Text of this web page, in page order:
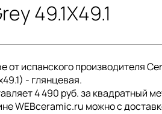
49.1X49.1
от испанского производителя
- глянцевая.
4 490 руб. за квадратный
WEBceramic.ru можно с